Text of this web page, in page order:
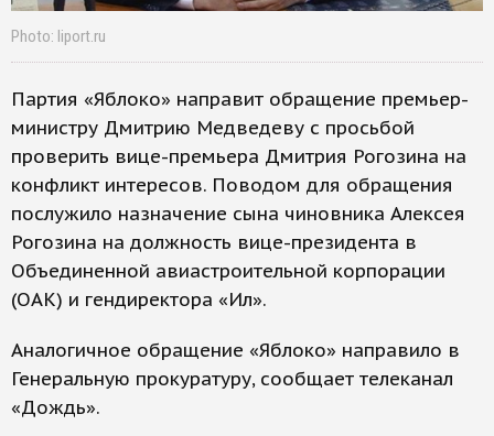
Photo: liport.ru
Партия «Яблоко» направит обращение премьер-
министру Дмитрию Медведеву с просьбой
проверить вице-премьера Дмитрия Рогозина на
конфликт интересов. Поводом для обращения
послужило назначение сына чиновника Алексея
Рогозина на должность вице-президента в
Объединенной авиастроительной корпорации
(ОАК) и гендиректора «Ил».
Аналогичное обращение «Яблоко» направило в
Генеральную прокуратуру, сообщает телеканал
«Дождь».